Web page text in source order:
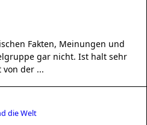
Fakten, Meinungen und
gar nicht. Ist halt sehr
von der ...
die Welt